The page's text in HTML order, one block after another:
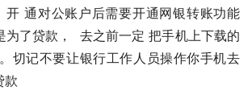
开 通对公账户后需要开通网银转账功能
了贷款，  去之前⼀定 把手机上下载的
切记不要让银行工作人员操作你手机去
款